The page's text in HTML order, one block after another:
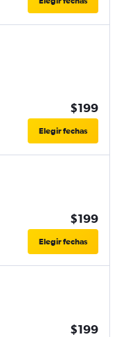
$199
Elegir fechas
$199
Elegir fechas
$199